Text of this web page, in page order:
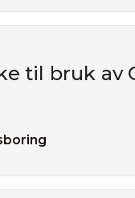
til bruk av